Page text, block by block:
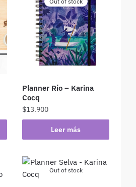
Planner Río – Karina
Cocq
$13.900
Leer más
Out of stock